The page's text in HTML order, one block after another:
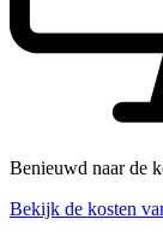
Benieuwd naar de
Bekijk de kosten